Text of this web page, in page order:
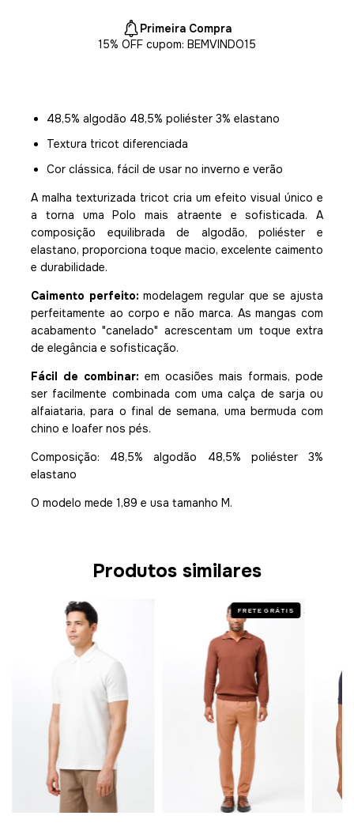
Primeira Compra
15% OFF cupom: BEMVINDO15
48,5% algodão 48,5% poliéster 3% elastano
Textura tricot diferenciada
Cor clássica, fácil de usar no inverno e verão
A malha texturizada tricot cria um efeito visual único e
a torna uma Polo mais atraente e sofisticada. A
composição equilibrada de algodão, poliéster e
elastano, proporciona toque macio, excelente caimento
e durabilidade.
Caimento perfeito: modelagem regular que se ajusta
perfeitamente ao corpo e não marca. As mangas com
acabamento "canelado" acrescentam um toque extra
de elegância e sofisticação.
Fácil de combinar: em ocasiões mais formais, pode
ser facilmente combinada com uma calça de sarja ou
alfaiataria, para o final de semana, uma bermuda com
chino e loafer nos pés.
Composição: 48,5% algodão 48,5% poliéster 3%
elastano
O modelo mede 1,89 e usa tamanho M.
Produtos similares
FRETE GRÁTIS